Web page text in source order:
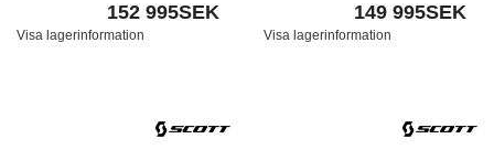
152 995SEK
Visa lagerinformation
149 995SEK
Visa lagerinformation